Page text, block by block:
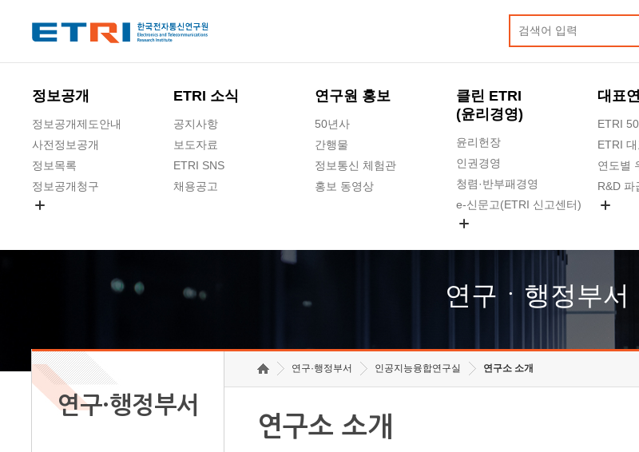
정보공개
정보공개제도안내
사전정보공개
정보목록
정보공개청구
ETRI 소식
공지사항
보도자료
ETRI SNS
채용공고
연구원 홍보
50년사
간행물
정보통신 체험관
홍보 동영상
클린 ETRI
(윤리경영)
윤리헌장
인권경영
청렴·반부패경영
e-신문고(ETRI 신고센터)
고객의소리
수의계약 현황
대표
ETRI
ETRI
연도별
R&D 파
연구ㆍ행정부서
연구·행정부서
연구·행정부서 인공지능융합연구실 연구소 소개
연구소 소개